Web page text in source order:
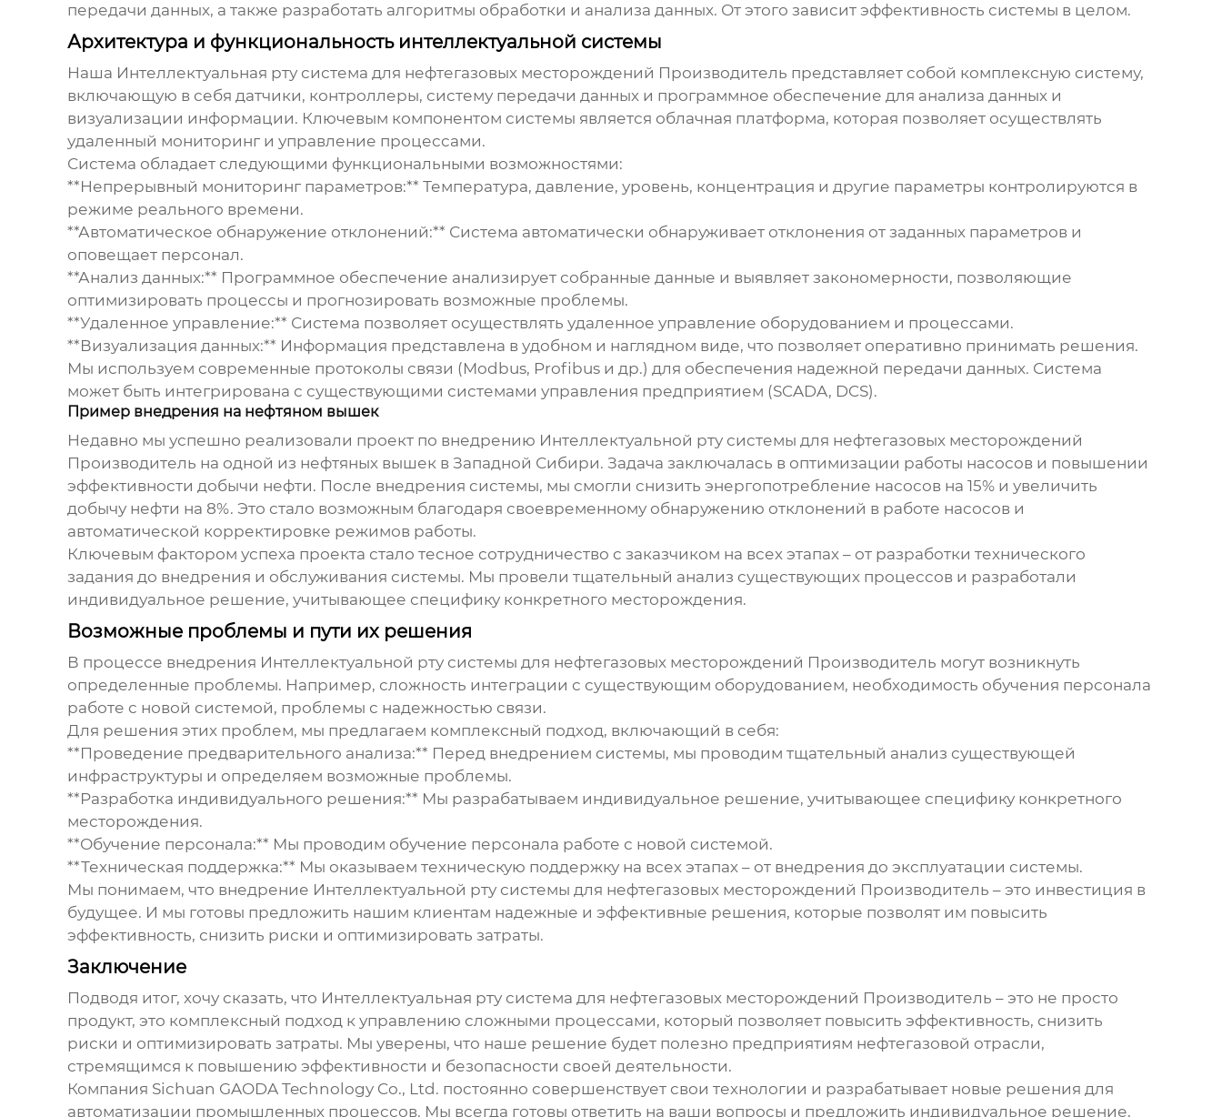
передачи данных, а также разработать алгоритмы обработки и анализа данных. От этого зависит эффективность системы в целом.
Архитектура и функциональность интеллектуальной системы
Наша Интеллектуальная рту система для нефтегазовых месторождений Производитель представляет собой комплексную систему,
включающую в себя датчики, контроллеры, систему передачи данных и программное обеспечение для анализа данных и
визуализации информации. Ключевым компонентом системы является облачная платформа, которая позволяет осуществлять
удаленный мониторинг и управление процессами.
Система обладает следующими функциональными возможностями:
**Непрерывный мониторинг параметров:** Температура, давление, уровень, концентрация и другие параметры контролируются в
режиме реального времени.
**Автоматическое обнаружение отклонений:** Система автоматически обнаруживает отклонения от заданных параметров и
оповещает персонал.
**Анализ данных:** Программное обеспечение анализирует собранные данные и выявляет закономерности, позволяющие
оптимизировать процессы и прогнозировать возможные проблемы.
**Удаленное управление:** Система позволяет осуществлять удаленное управление оборудованием и процессами.
**Визуализация данных:** Информация представлена в удобном и наглядном виде, что позволяет оперативно принимать решения.
Мы используем современные протоколы связи (Modbus, Profibus и др.) для обеспечения надежной передачи данных. Система
может быть интегрирована с существующими системами управления предприятием (SCADA, DCS).
Пример внедрения на нефтяном вышек
Недавно мы успешно реализовали проект по внедрению Интеллектуальной рту системы для нефтегазовых месторождений
Производитель на одной из нефтяных вышек в Западной Сибири. Задача заключалась в оптимизации работы насосов и повышении
эффективности добычи нефти. После внедрения системы, мы смогли снизить энергопотребление насосов на 15% и увеличить
добычу нефти на 8%. Это стало возможным благодаря своевременному обнаружению отклонений в работе насосов и
автоматической корректировке режимов работы.
Ключевым фактором успеха проекта стало тесное сотрудничество с заказчиком на всех этапах – от разработки технического
задания до внедрения и обслуживания системы. Мы провели тщательный анализ существующих процессов и разработали
индивидуальное решение, учитывающее специфику конкретного месторождения.
Возможные проблемы и пути их решения
В процессе внедрения Интеллектуальной рту системы для нефтегазовых месторождений Производитель могут возникнуть
определенные проблемы. Например, сложность интеграции с существующим оборудованием, необходимость обучения персонала
работе с новой системой, проблемы с надежностью связи.
Для решения этих проблем, мы предлагаем комплексный подход, включающий в себя:
**Проведение предварительного анализа:** Перед внедрением системы, мы проводим тщательный анализ существующей
инфраструктуры и определяем возможные проблемы.
**Разработка индивидуального решения:** Мы разрабатываем индивидуальное решение, учитывающее специфику конкретного
месторождения.
**Обучение персонала:** Мы проводим обучение персонала работе с новой системой.
**Техническая поддержка:** Мы оказываем техническую поддержку на всех этапах – от внедрения до эксплуатации системы.
Мы понимаем, что внедрение Интеллектуальной рту системы для нефтегазовых месторождений Производитель – это инвестиция в
будущее. И мы готовы предложить нашим клиентам надежные и эффективные решения, которые позволят им повысить
эффективность, снизить риски и оптимизировать затраты.
Заключение
Подводя итог, хочу сказать, что Интеллектуальная рту система для нефтегазовых месторождений Производитель – это не просто
продукт, это комплексный подход к управлению сложными процессами, который позволяет повысить эффективность, снизить
риски и оптимизировать затраты. Мы уверены, что наше решение будет полезно предприятиям нефтегазовой отрасли,
стремящимся к повышению эффективности и безопасности своей деятельности.
Компания Sichuan GAODA Technology Co., Ltd. постоянно совершенствует свои технологии и разрабатывает новые решения для
автоматизации промышленных процессов. Мы всегда готовы ответить на ваши вопросы и предложить индивидуальное решение,